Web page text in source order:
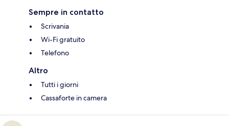
Sempre in contatto
Scrivania
Wi-Fi gratuito
Telefono
Altro
Tutti i giorni
Cassaforte in camera